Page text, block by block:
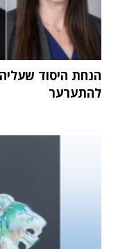
הנחת היסוד
להתערער